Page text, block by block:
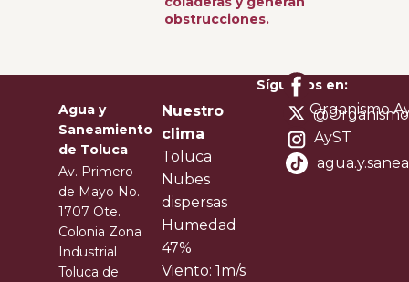
obstrucciones.
Agua y
Saneamiento
de Toluca
Av. Primero
de Mayo No.
1707 Ote.
Colonia Zona
Industrial
Toluca de
Nuestro
clima
Toluca
Nubes
dispersas
Humedad
47%
Viento: 1m/s
Síguenos en:
Organismo
AyST